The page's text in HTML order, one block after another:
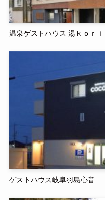
温泉ゲストハウス 湯ｋｏｒｉ
ゲストハウス岐阜羽島心音